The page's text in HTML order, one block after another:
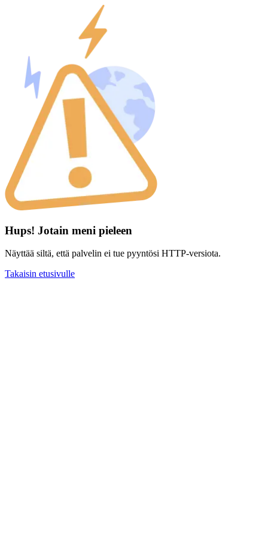
Hups! Jotain meni pieleen
Näyttää siltä, että palvelin ei tue pyyntösi HTTP-versiota.
Takaisin etusivulle